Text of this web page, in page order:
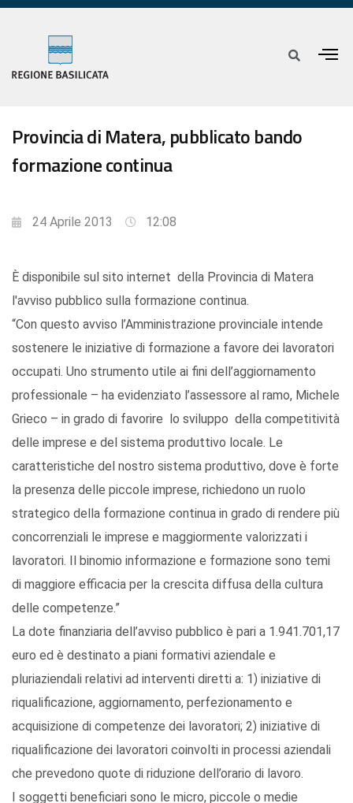
Provincia di Matera, pubblicato bando
formazione continua
24 Aprile 2013 12:08
È disponibile sul sito internet della Provincia di Matera
l'avviso pubblico sulla formazione continua.
“Con questo avviso l’Amministrazione provinciale intende
sostenere le iniziative di formazione a favore dei lavoratori
occupati. Uno strumento utile ai fini dell’aggiornamento
professionale – ha evidenziato l’assessore al ramo, Michele
Grieco – in grado di favorire lo sviluppo della competitività
delle imprese e del sistema produttivo locale. Le
caratteristiche del nostro sistema produttivo, dove è forte
la presenza delle piccole imprese, richiedono un ruolo
strategico della formazione continua in grado di rendere più
concorrenziali le imprese e maggiormente valorizzati i
lavoratori. Il binomio informazione e formazione sono temi
di maggiore efficacia per la crescita diffusa della cultura
delle competenze.”
La dote finanziaria dell’avviso pubblico è pari a 1.941.701,17
euro ed è destinato a piani formativi aziendale e
pluriaziendali relativi ad interventi diretti a: 1) iniziative di
riqualificazione, aggiornamento, perfezionamento e
acquisizione di competenze dei lavoratori; 2) iniziative di
riqualificazione dei lavoratori coinvolti in processi aziendali
che prevedono quote di riduzione dell’orario di lavoro.
I soggetti beneficiari sono le micro, piccole o medie